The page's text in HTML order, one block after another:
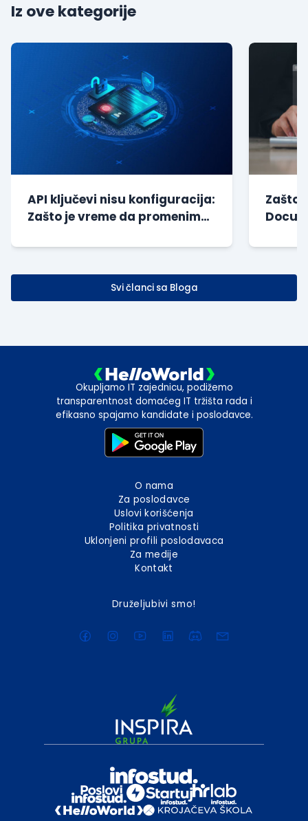
Iz ove kategorije
API ključevi nisu konfiguracija:
Zašto je vreme da promenimo
Zašto
Svi članci sa Bloga
Okupljamo IT zajednicu, podižemo
transparentnost domaćeg IT tržišta rada i
efikasno spajamo kandidate i poslodavce.
O nama
Za poslodavce
Uslovi korišćenja
Politika privatnosti
Uklonjeni profili poslodavaca
Za medije
Kontakt
Druželjubivi smo!